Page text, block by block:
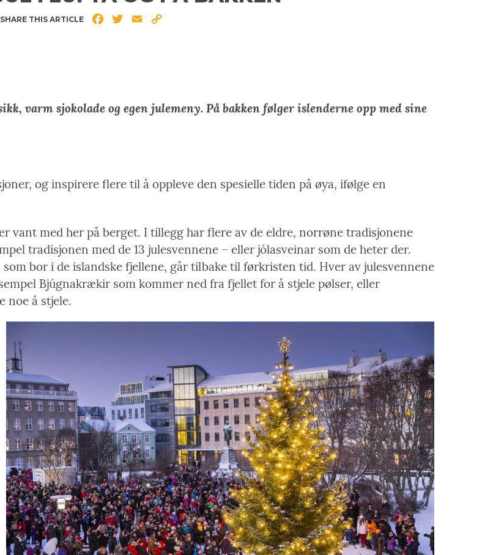
SHARE THIS ARTICLE FacebookTwitterEmail
varm sjokolade og egen julemeny. På bakken følger islenderne opp med sine
og inspirere flere til å oppleve den spesielle tiden på øya, ifølge en
vant med her på berget. I tillegg har flere av de eldre, norrøne tradisjonene
tradisjonen med de 13 julesvennene – eller jólasveinar som de heter der.
bor i de islandske fjellene, går tilbake til førkristen tid. Hver av julesvennene
Bjúgnakrækir som kommer ned fra fjellet for å stjele pølser, eller
noe å stjele.